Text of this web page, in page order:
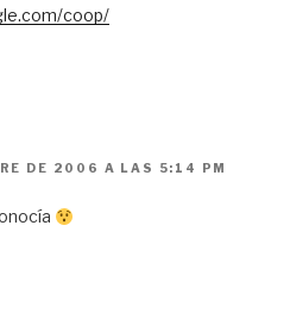
coop/
DE 2006 A LAS 5:14 PM